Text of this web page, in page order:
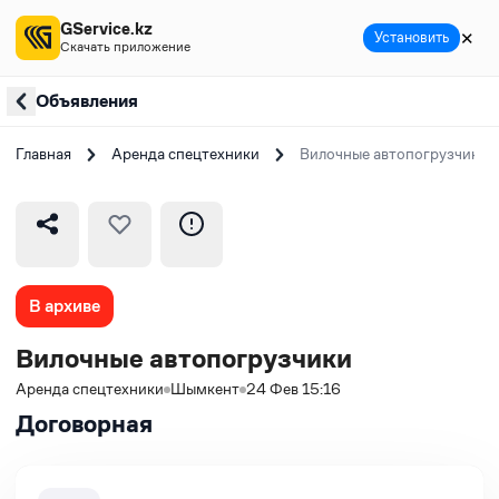
Объявления
Главная Аренда спецтехники Вилочные автопогрузчики
В архиве
Вилочные автопогрузчики
Аренда спецтехники Шымкент 24 Фев 15:16
Договорная
GService.kz
Скачать приложение Установить ✕